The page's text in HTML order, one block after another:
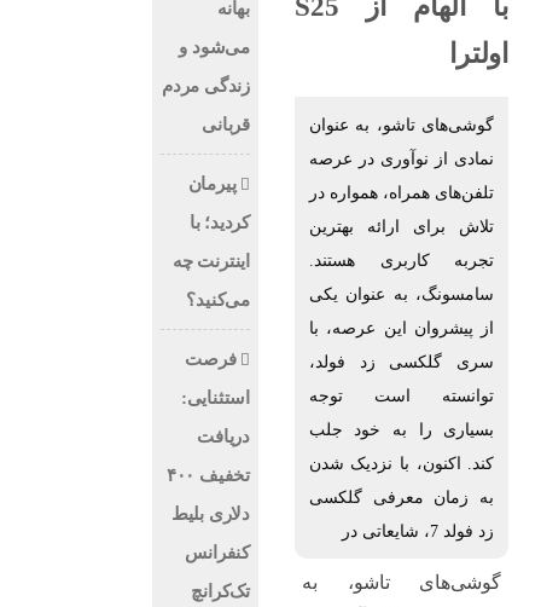
با الهام از S25
اولترا
گوشی‌های تاشو، به عنوان
نمادی از نوآوری در عرصه
تلفن‌های همراه، همواره در
تلاش برای ارائه بهترین
تجربه کاربری هستند.
سامسونگ، به عنوان یکی
از پیشروان این عرصه، با
سری گلکسی زد فولد،
توانسته است توجه
بسیاری را به خود جلب
کند. اکنون، با نزدیک شدن
به زمان معرفی گلکسی
زد فولد 7، شایعاتی در
گوشی‌های تاشو، به
بهانه
می‌شود و
زندگی مردم
قربانی
پیرمان
کردید؛ با
اینترنت چه
می‌کنید؟
فرصت
استثنایی:
دریافت
تخفیف ۴۰۰
دلاری بلیط
کنفرانس
تک‌کرانچ